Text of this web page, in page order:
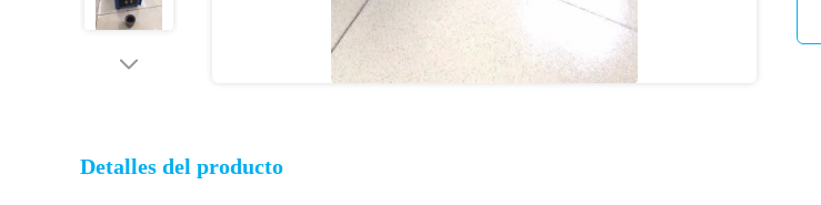
Detalles del producto